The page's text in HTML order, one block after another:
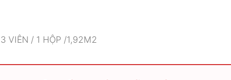
3 VIÊN / 1 HỘP /1,92M2